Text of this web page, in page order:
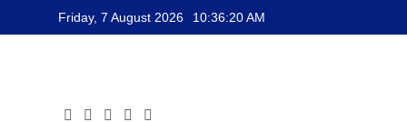
to
Friday, 7 August 2026 10:36:21 AM